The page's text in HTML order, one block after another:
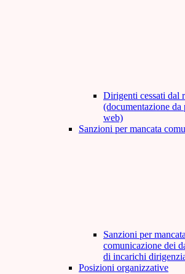
Dirigenti cessati dal
(documentazione
web)
Sanzioni per mancata
Sanzioni per
comunicazione dei
di incarichi
Posizioni organizzative